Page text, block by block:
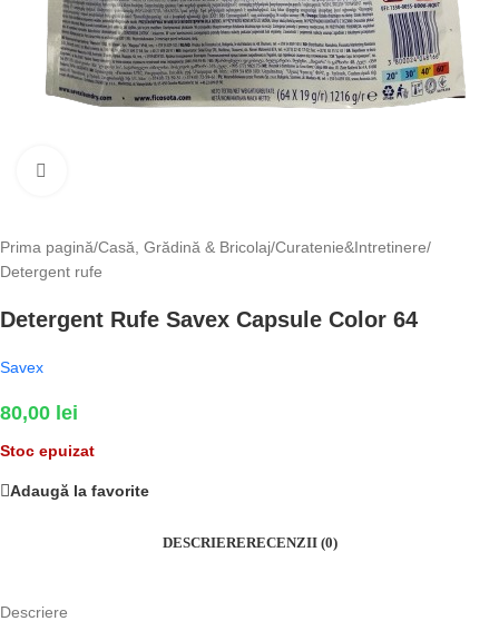
Prima pagină/Casă, Grădină & Bricolaj/Curatenie&Intretinere/
Detergent rufe
Detergent Rufe Savex Capsule Color 64
Savex
80,00 lei
Stoc epuizat
Adaugă la favorite
DESCRIERERECENZII (0)
Descriere